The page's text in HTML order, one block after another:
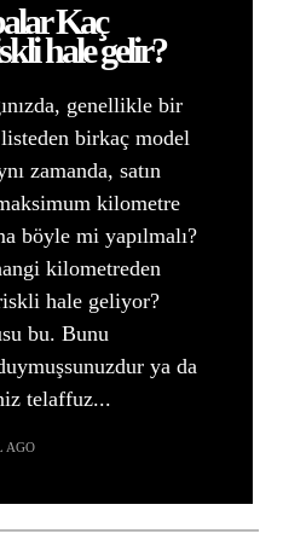
Kaç
hale gelir?
genellikle bir
birkaç model
zamanda, satın
kilometre
böyle mi yapılmalı?
kilometreden
hale geliyor?
bu. Bunu
ya da
telaffuz...
AGO